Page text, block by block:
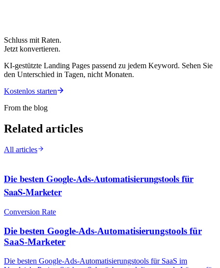
Schluss mit Raten.
Jetzt konvertieren.
KI-gestützte Landing Pages passend zu jedem Keyword. Sehen Sie
den Unterschied in Tagen, nicht Monaten.
Kostenlos starten
From the blog
Related articles
All articles
Die besten Google-Ads-Automatisierungstools für
SaaS-Marketer
Conversion Rate
Die besten Google-Ads-Automatisierungstools für
SaaS-Marketer
Die besten Google-Ads-Automatisierungstools für SaaS im